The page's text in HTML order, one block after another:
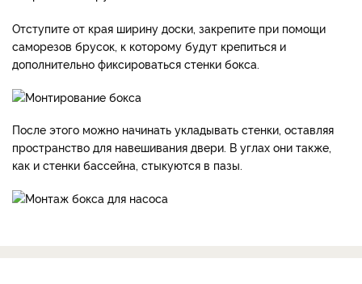
Отступите от края ширину доски, закрепите при помощи
саморезов брусок, к которому будут крепиться и
дополнительно фиксироваться стенки бокса.
После этого можно начинать укладывать стенки, оставляя
пространство для навешивания двери. В углах они также,
как и стенки бассейна, стыкуются в пазы.